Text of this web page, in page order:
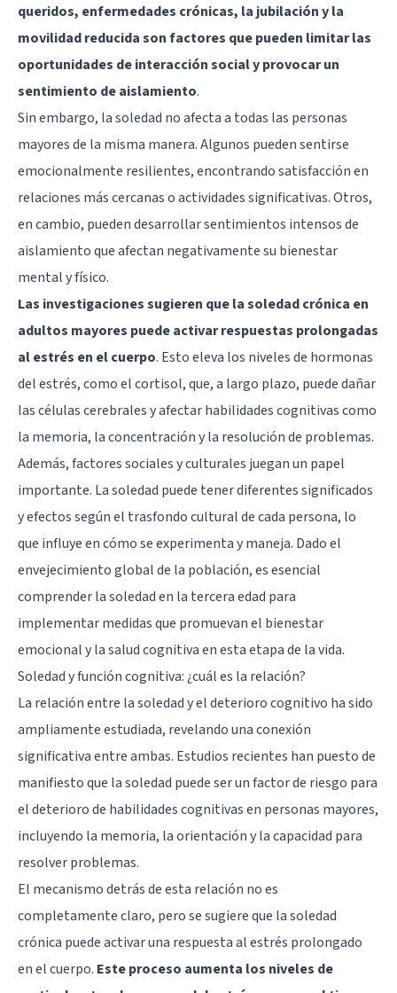
queridos, enfermedades crónicas, la jubilación y la
movilidad reducida son factores que pueden limitar las
oportunidades de interacción social y provocar un
sentimiento de aislamiento.
Sin embargo, la soledad no afecta a todas las personas
mayores de la misma manera. Algunos pueden sentirse
emocionalmente resilientes, encontrando satisfacción en
relaciones más cercanas o actividades significativas. Otros,
en cambio, pueden desarrollar sentimientos intensos de
aislamiento que afectan negativamente su bienestar
mental y físico.
Las investigaciones sugieren que la soledad crónica en
adultos mayores puede activar respuestas prolongadas
al estrés en el cuerpo. Esto eleva los niveles de hormonas
del estrés, como el cortisol, que, a largo plazo, puede dañar
las células cerebrales y afectar habilidades cognitivas como
la memoria, la concentración y la resolución de problemas.
Además, factores sociales y culturales juegan un papel
importante. La soledad puede tener diferentes significados
y efectos según el trasfondo cultural de cada persona, lo
que influye en cómo se experimenta y maneja. Dado el
envejecimiento global de la población, es esencial
comprender la soledad en la tercera edad para
implementar medidas que promuevan el bienestar
emocional y la salud cognitiva en esta etapa de la vida.
Soledad y función cognitiva: ¿cuál es la relación?
La relación entre la soledad y el deterioro cognitivo ha sido
ampliamente estudiada, revelando una conexión
significativa entre ambas. Estudios recientes han puesto de
manifiesto que la soledad puede ser un factor de riesgo para
el deterioro de habilidades cognitivas en personas mayores,
incluyendo la memoria, la orientación y la capacidad para
resolver problemas.
El mecanismo detrás de esta relación no es
completamente claro, pero se sugiere que la soledad
crónica puede activar una respuesta al estrés prolongado
en el cuerpo. Este proceso aumenta los niveles de